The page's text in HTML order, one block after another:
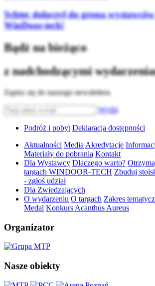
Schtec dołączył do grona
WinDoor-tech!
Bądź na bieżąco
z nadchodzącymi
Zapisz się do naszego newslettera
Wyślij
Podróż i pobyt Deklaracja dostępności
Aktualności Media Akredytacje
Materiały do pobrania Kontakt
Dla Wystawcy Dlaczego warto?
targach WINDOOR-TECH Zbuduj
- zgłoś udział
Dla Zwiedzających
O wydarzeniu O targach Zakres
Medal Konkurs Acanthus Aureus
Organizator
Nasze obiekty